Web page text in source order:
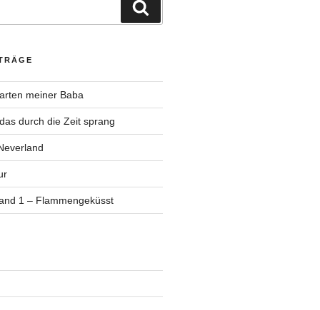
meiner Baba
durch die Zeit sprang
1 – Flammengeküsst